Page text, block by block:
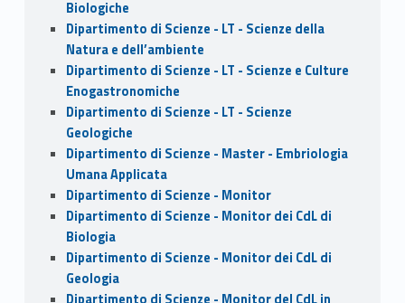
Biologiche
Dipartimento di Scienze - LT - Scienze della
Natura e dell’ambiente
Dipartimento di Scienze - LT - Scienze e Culture
Enogastronomiche
Dipartimento di Scienze - LT - Scienze
Geologiche
Dipartimento di Scienze - Master - Embriologia
Umana Applicata
Dipartimento di Scienze - Monitor
Dipartimento di Scienze - Monitor dei CdL di
Biologia
Dipartimento di Scienze - Monitor dei CdL di
Geologia